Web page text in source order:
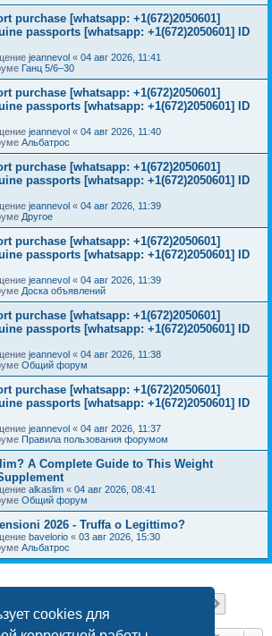
cookies для
purchase [whatsapp: +1(672)2050601]
passports [whatsapp: +1(672)2050601] ID
jeannevol « 04 авг 2026, 11:41
Ганц 5/6–30
purchase [whatsapp: +1(672)2050601]
passports [whatsapp: +1(672)2050601] ID
jeannevol « 04 авг 2026, 11:40
Альбатрос
purchase [whatsapp: +1(672)2050601]
passports [whatsapp: +1(672)2050601] ID
jeannevol « 04 авг 2026, 11:39
Другое
purchase [whatsapp: +1(672)2050601]
passports [whatsapp: +1(672)2050601] ID
jeannevol « 04 авг 2026, 11:39
Доска объявлений
purchase [whatsapp: +1(672)2050601]
passports [whatsapp: +1(672)2050601] ID
jeannevol « 04 авг 2026, 11:38
Общий форум
purchase [whatsapp: +1(672)2050601]
passports [whatsapp: +1(672)2050601] ID
jeannevol « 04 авг 2026, 11:37
Правила пользования форумом
A Complete Guide to This Weight
alkaslim « 04 авг 2026, 08:41
Общий форум
2026 - Truffa o Legittimo?
bavelorio « 03 авг 2026, 15:30
Альбатрос